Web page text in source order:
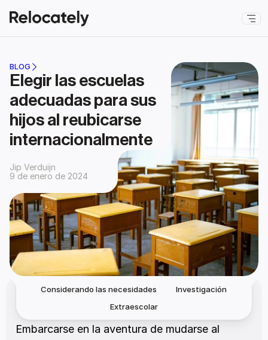
BLOG
Elegir las escuelas
adecuadas para sus
hijos al reubicarse
internacionalmente
Jip Verduijn
9 de enero de 2024
Considerando las necesidades
Investigación
Extraescolar
Embarcarse en la aventura de mudarse al